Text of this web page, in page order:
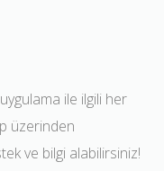
ile ilgili her
üzerinden
ve bilgi alabilirsiniz!